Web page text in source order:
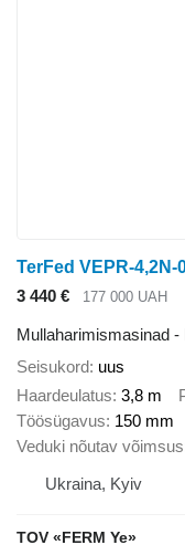
TerFed VEPR-4,2N-
3 440 €
177 000 UAH
Mullaharimismasinad -
Seisukord uus
Haardeulatus 3,8 m
Töösügavus 150 mm
Veduki nõutav võimsus
Ukraina, Kyiv
TOV «FERM Ye»